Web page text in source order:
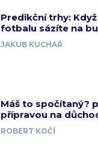
Predikční trhy:
fotbalu sázíte na
JAKUB KUCHAŘ
Máš to spočítaný?
přípravou na
ROBERT KOČÍ